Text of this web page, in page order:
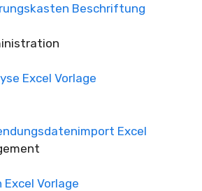
Beschriftung
Excel Vorlage
Excel
Vorlage